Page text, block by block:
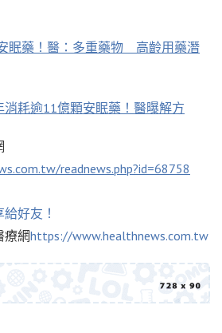
眠藥！醫：多重藥物 高齡用藥潛
耗逾11億顆安眠藥！醫曝解方
readnews.php?id=68758
好友！
療網https://www.healthnews.com.tw